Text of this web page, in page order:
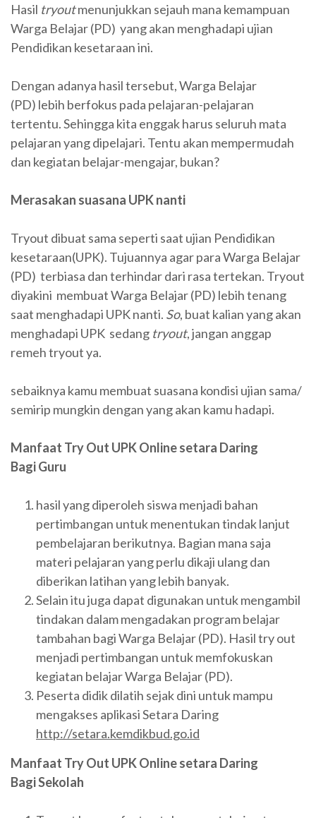
Hasil tryoutmenunjukkan sejauh mana kemampuan
Warga Belajar (PD) yang akan menghadapi ujian
Pendidikan kesetaraan ini.
Dengan adanya hasil tersebut, Warga Belajar
(PD) lebih berfokus pada pelajaran-pelajaran
tertentu. Sehingga kita enggak harus seluruh mata
pelajaran yang dipelajari. Tentu akan mempermudah
dan kegiatan belajar-mengajar, bukan?
Merasakan suasana UPK nanti
Tryout dibuat sama seperti saat ujian Pendidikan
kesetaraan(UPK). Tujuannya agar para Warga Belajar
(PD) terbiasa dan terhindar dari rasa tertekan. Tryout
diyakini membuat Warga Belajar (PD) lebih tenang
saat menghadapi UPK nanti. So, buat kalian yang akan
menghadapi UPK sedang tryout, jangan anggap
remeh tryout ya.
sebaiknya kamu membuat suasana kondisi ujian sama/
semirip mungkin dengan yang akan kamu hadapi.
Manfaat Try Out UPK Online setara Daring
Bagi Guru
hasil yang diperoleh siswa menjadi bahan
pertimbangan untuk menentukan tindak lanjut
pembelajaran berikutnya. Bagian mana saja
materi pelajaran yang perlu dikaji ulang dan
diberikan latihan yang lebih banyak.
Selain itu juga dapat digunakan untuk mengambil
tindakan dalam mengadakan program belajar
tambahan bagi Warga Belajar (PD). Hasil try out
menjadi pertimbangan untuk memfokuskan
kegiatan belajar Warga Belajar (PD).
Peserta didik dilatih sejak dini untuk mampu
mengakses aplikasi Setara Daring
http://setara.kemdikbud.go.id
Manfaat Try Out UPK Online setara Daring
Bagi Sekolah